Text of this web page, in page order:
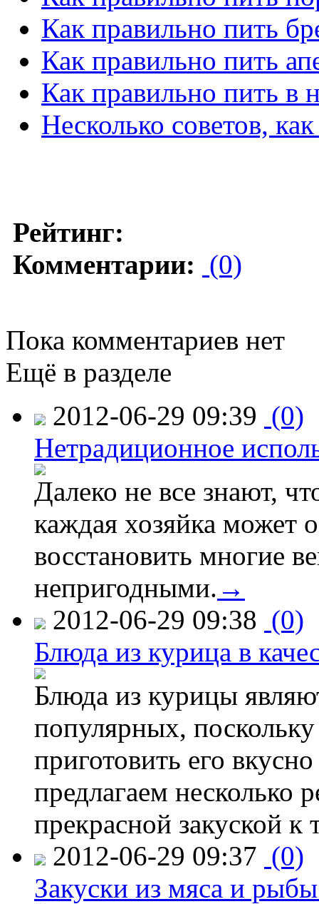
Как правильно пить
Как правильно пить
Как правильно пить в
Несколько советов,
Рейтинг:
Комментарии: (0)
Пока комментариев нет
Ещё в разделе
2012-06-29 09:39 (0)
Нетрадиционное
Далеко не все знают,
каждая хозяйка может
восстановить многие
непригодными. →
2012-06-29 09:38 (0)
Блюда из курица в
Блюда из курицы
популярных,
приготовить его
предлагаем несколько
прекрасной закуской
2012-06-29 09:37 (0)
Закуски из мяса и